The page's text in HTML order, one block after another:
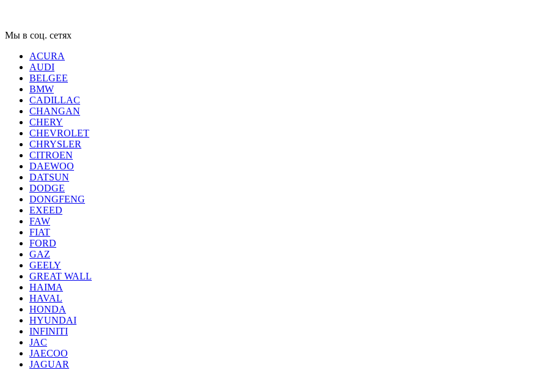
Мы в соц. сетях
ACURA
AUDI
BELGEE
BMW
CADILLAC
CHANGAN
CHERY
CHEVROLET
CHRYSLER
CITROEN
DAEWOO
DATSUN
DODGE
DONGFENG
EXEED
FAW
FIAT
FORD
GAZ
GEELY
GREAT WALL
HAIMA
HAVAL
HONDA
HYUNDAI
INFINITI
JAC
JAECOO
JAGUAR